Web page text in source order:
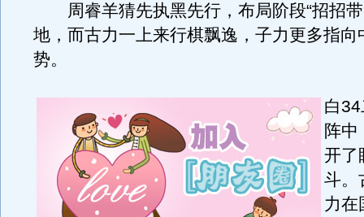
周睿羊猜先执黑先行，布局阶段“招招带
地，而古力一上来行棋飘逸，子力更多指向
势。
白
阵中
开了
斗。
力在